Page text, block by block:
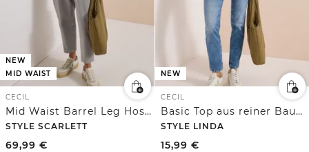
NEW
MID WAIST
CECIL
Mid Waist Barrel Leg Hose im Casual Fit
STYLE SCARLETT
69,99 €
NEW
CECIL
Basic Top aus reiner Baumwolle
STYLE LINDA
15,99 €